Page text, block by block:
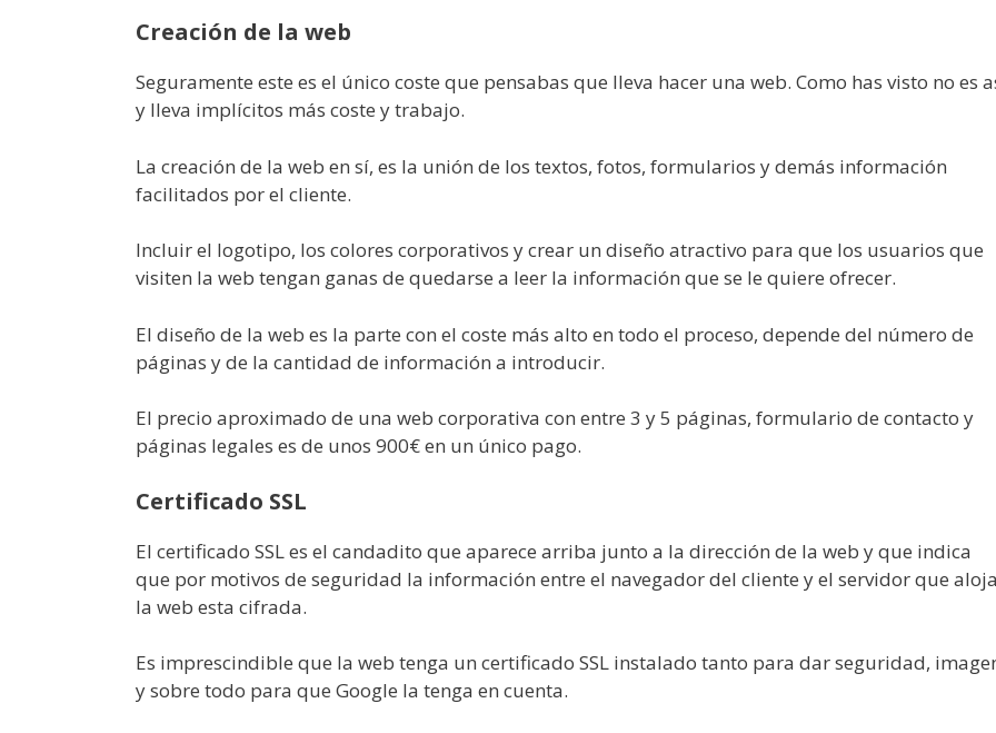
Creación de la web
Seguramente este es el único coste que pensabas que lleva hacer una web. Como has visto no es
y lleva implícitos más coste y trabajo.
La creación de la web en sí, es la unión de los textos, fotos, formularios y demás información
facilitados por el cliente.
Incluir el logotipo, los colores corporativos y crear un diseño atractivo para que los usuarios que
visiten la web tengan ganas de quedarse a leer la información que se le quiere ofrecer.
El diseño de la web es la parte con el coste más alto en todo el proceso, depende del número de
páginas y de la cantidad de información a introducir.
El precio aproximado de una web corporativa con entre 3 y 5 páginas, formulario de contacto y
páginas legales es de unos 900€ en un único pago.
Certificado SSL
El certificado SSL es el candadito que aparece arriba junto a la dirección de la web y que indica
que por motivos de seguridad la información entre el navegador del cliente y el servidor que aloja
la web esta cifrada.
Es imprescindible que la web tenga un certificado SSL instalado tanto para dar seguridad,
y sobre todo para que Google la tenga en cuenta.